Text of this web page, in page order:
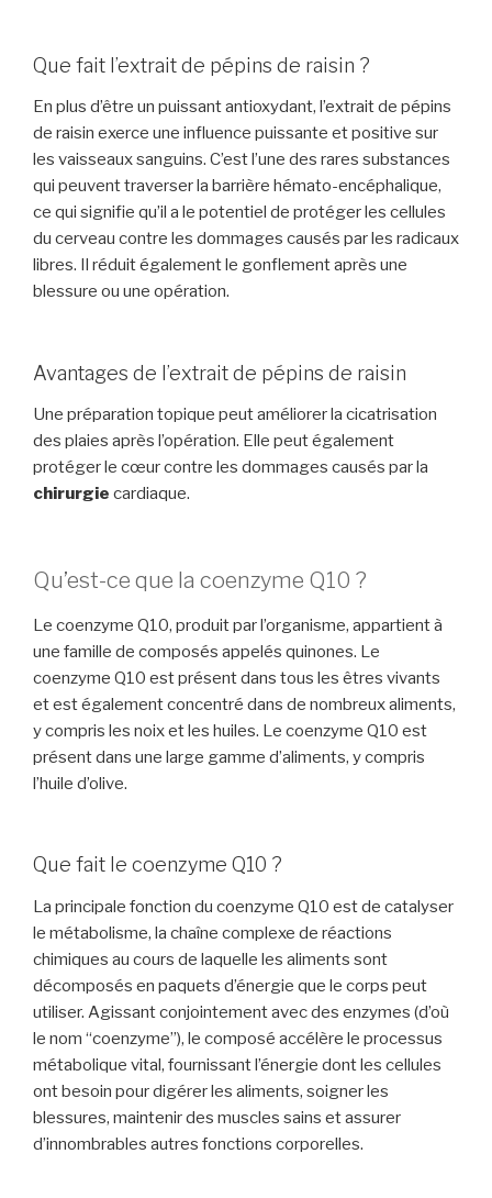
Que fait l’extrait de pépins de raisin ?
En plus d’être un puissant antioxydant, l’extrait de pépins
de raisin exerce une influence puissante et positive sur
les vaisseaux sanguins. C’est l’une des rares substances
qui peuvent traverser la barrière hémato-encéphalique,
ce qui signifie qu’il a le potentiel de protéger les cellules
du cerveau contre les dommages causés par les radicaux
libres. Il réduit également le gonflement après une
blessure ou une opération.
Avantages de l’extrait de pépins de raisin
Une préparation topique peut améliorer la cicatrisation
des plaies après l’opération. Elle peut également
protéger le cœur contre les dommages causés par la
chirurgie cardiaque.
Qu’est-ce que la coenzyme Q10 ?
Le coenzyme Q10, produit par l’organisme, appartient à
une famille de composés appelés quinones. Le
coenzyme Q10 est présent dans tous les êtres vivants
et est également concentré dans de nombreux aliments,
y compris les noix et les huiles. Le coenzyme Q10 est
présent dans une large gamme d’aliments, y compris
l’huile d’olive.
Que fait le coenzyme Q10 ?
La principale fonction du coenzyme Q10 est de catalyser
le métabolisme, la chaîne complexe de réactions
chimiques au cours de laquelle les aliments sont
décomposés en paquets d’énergie que le corps peut
utiliser. Agissant conjointement avec des enzymes (d’où
le nom “coenzyme”), le composé accélère le processus
métabolique vital, fournissant l’énergie dont les cellules
ont besoin pour digérer les aliments, soigner les
blessures, maintenir des muscles sains et assurer
d’innombrables autres fonctions corporelles.